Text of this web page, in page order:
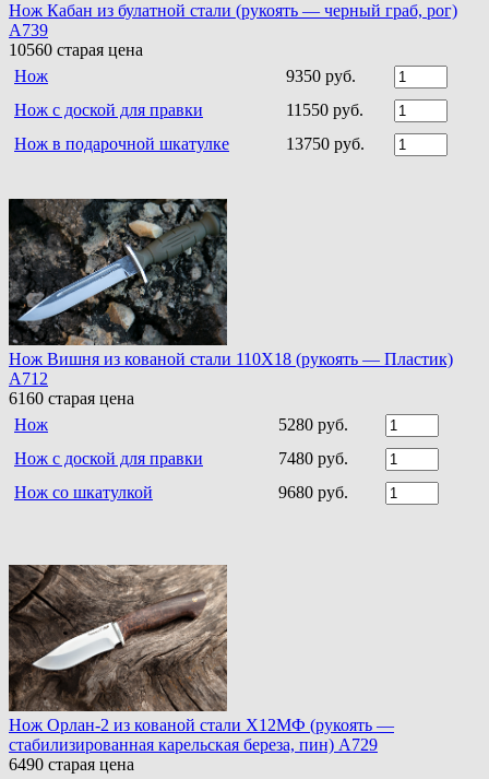
Нож Кабан из булатной стали (рукоять — черный граб, рог)
A739
10560 старая цена
Нож
9350 руб.
Нож с доской для правки
11550 руб.
Нож в подарочной шкатулке
13750 руб.
Нож Вишня из кованой стали 110Х18 (рукоять — Пластик)
A712
6160 старая цена
Нож
5280 руб.
Нож с доской для правки
7480 руб.
Нож со шкатулкой
9680 руб.
Нож Орлан-2 из кованой стали Х12МФ (рукоять —
стабилизированная карельская береза, пин) A729
6490 старая цена